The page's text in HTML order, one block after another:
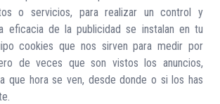
o servicios, para realizar un control y
eficacia de la publicidad se instalan en tu
cookies que nos sirven para medir por
de veces que son vistos los anuncios,
que hora se ven, desde donde o si los has